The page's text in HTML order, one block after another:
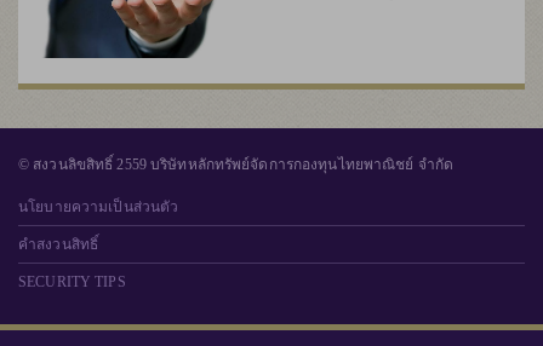
© สงวนลิขสิทธิ์ 2559 บริษัทหลักทรัพย์จัดการกองทุนไทยพาณิชย์ จำกัด
นโยบายความเป็นส่วนตัว
คำสงวนสิทธิ์
SECURITY TIPS